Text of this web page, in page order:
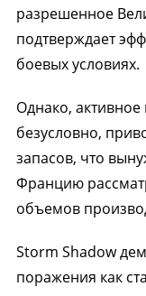
разрешенное
подтверждает
боевых условиях.
Однако, активное
безусловно,
запасов, что
Францию
объемов
Storm Shadow
поражения как